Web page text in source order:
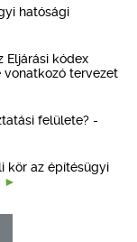
hatósági
Eljárási kódex
vonatkozó tervezet
felülete? -
kör az építésügyi